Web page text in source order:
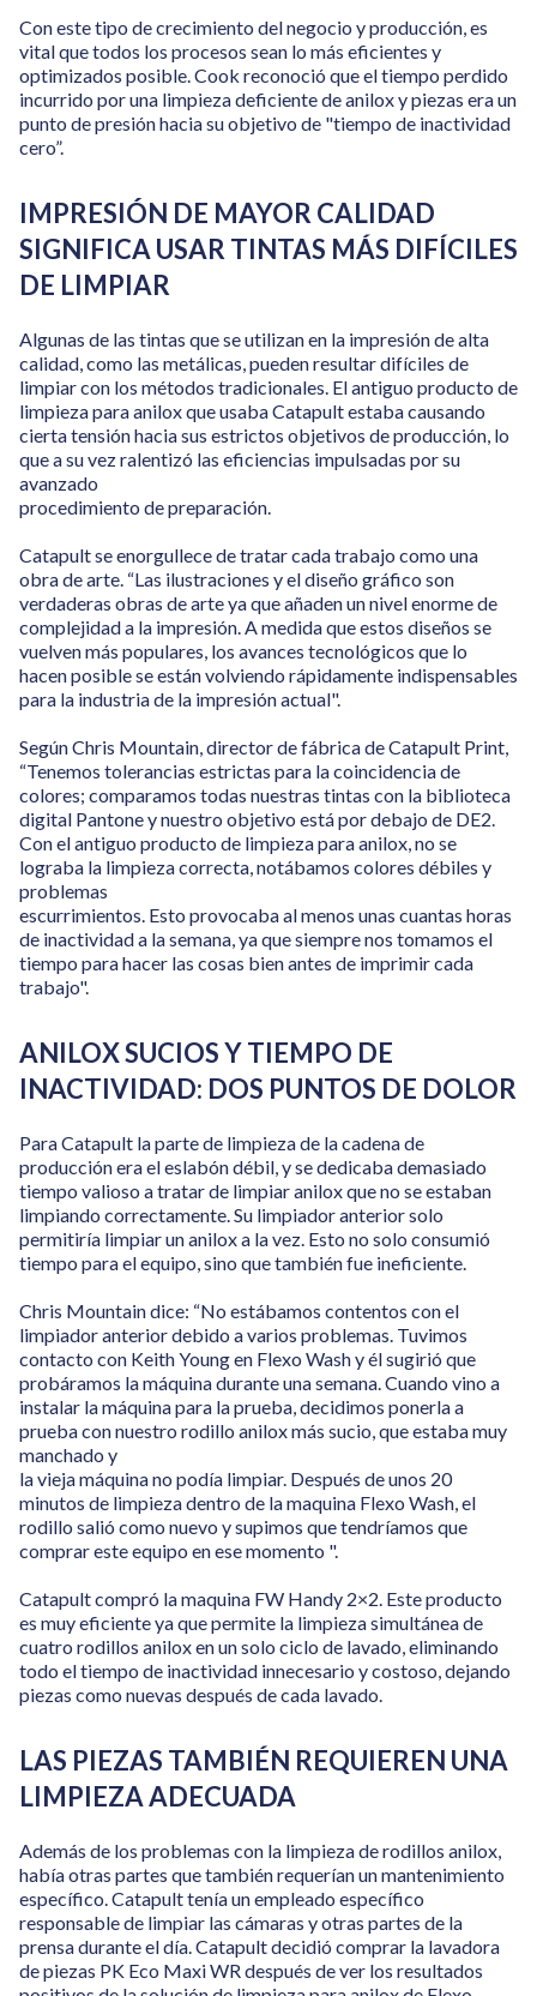
Con este tipo de crecimiento del negocio y producción, es
vital que todos los procesos sean lo más eficientes y
optimizados posible. Cook reconoció que el tiempo perdido
incurrido por una limpieza deficiente de anilox y piezas era un
punto de presión hacia su objetivo de "tiempo de inactividad
cero”.
IMPRESIÓN DE MAYOR CALIDAD
SIGNIFICA USAR TINTAS MÁS DIFÍCILES
DE LIMPIAR
Algunas de las tintas que se utilizan en la impresión de alta
calidad, como las metálicas, pueden resultar difíciles de
limpiar con los métodos tradicionales. El antiguo producto de
limpieza para anilox que usaba Catapult estaba causando
cierta tensión hacia sus estrictos objetivos de producción, lo
que a su vez ralentizó las eficiencias impulsadas por su
avanzado
procedimiento de preparación.
Catapult se enorgullece de tratar cada trabajo como una
obra de arte. “Las ilustraciones y el diseño gráfico son
verdaderas obras de arte ya que añaden un nivel enorme de
complejidad a la impresión. A medida que estos diseños se
vuelven más populares, los avances tecnológicos que lo
hacen posible se están volviendo rápidamente indispensables
para la industria de la impresión actual".
Según Chris Mountain, director de fábrica de Catapult Print,
“Tenemos tolerancias estrictas para la coincidencia de
colores; comparamos todas nuestras tintas con la biblioteca
digital Pantone y nuestro objetivo está por debajo de DE2.
Con el antiguo producto de limpieza para anilox, no se
lograba la limpieza correcta, notábamos colores débiles y
problemas
escurrimientos. Esto provocaba al menos unas cuantas horas
de inactividad a la semana, ya que siempre nos tomamos el
tiempo para hacer las cosas bien antes de imprimir cada
trabajo".
ANILOX SUCIOS Y TIEMPO DE
INACTIVIDAD: DOS PUNTOS DE DOLOR
Para Catapult la parte de limpieza de la cadena de
producción era el eslabón débil, y se dedicaba demasiado
tiempo valioso a tratar de limpiar anilox que no se estaban
limpiando correctamente. Su limpiador anterior solo
permitiría limpiar un anilox a la vez. Esto no solo consumió
tiempo para el equipo, sino que también fue ineficiente.
Chris Mountain dice: “No estábamos contentos con el
limpiador anterior debido a varios problemas. Tuvimos
contacto con Keith Young en Flexo Wash y él sugirió que
probáramos la máquina durante una semana. Cuando vino a
instalar la máquina para la prueba, decidimos ponerla a
prueba con nuestro rodillo anilox más sucio, que estaba muy
manchado y
la vieja máquina no podía limpiar. Después de unos 20
minutos de limpieza dentro de la maquina Flexo Wash, el
rodillo salió como nuevo y supimos que tendríamos que
comprar este equipo en ese momento ".
Catapult compró la maquina FW Handy 2×2. Este producto
es muy eficiente ya que permite la limpieza simultánea de
cuatro rodillos anilox en un solo ciclo de lavado, eliminando
todo el tiempo de inactividad innecesario y costoso, dejando
piezas como nuevas después de cada lavado.
LAS PIEZAS TAMBIÉN REQUIEREN UNA
LIMPIEZA ADECUADA
Además de los problemas con la limpieza de rodillos anilox,
había otras partes que también requerían un mantenimiento
específico. Catapult tenía un empleado específico
responsable de limpiar las cámaras y otras partes de la
prensa durante el día. Catapult decidió comprar la lavadora
de piezas PK Eco Maxi WR después de ver los resultados